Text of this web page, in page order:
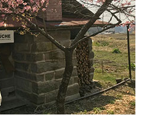
も無理をしてでも計画的に進め
タイプ。田舎暮らしをしたかっ
わけではないといいます。計画
常識より“面白さ”を優先した結
、思いもよらなかった場所で、
代のいまも、日々、あたらしい
分を発見しているそう。今回は
だれもが暮らしのクリエイタ
」と気づいたお話。